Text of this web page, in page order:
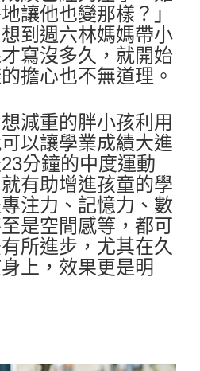
讓他也變那樣？」
到週六林媽媽帶小
寫沒多久，就開始
擔心也不無道理。
減重的胖小孩利用
以讓學業成績大進
分鐘的中度運動
就有助增進孩童的學
注力、記憶力、數
是空間感等，都可
所進步，尤其在久
上，效果更是明